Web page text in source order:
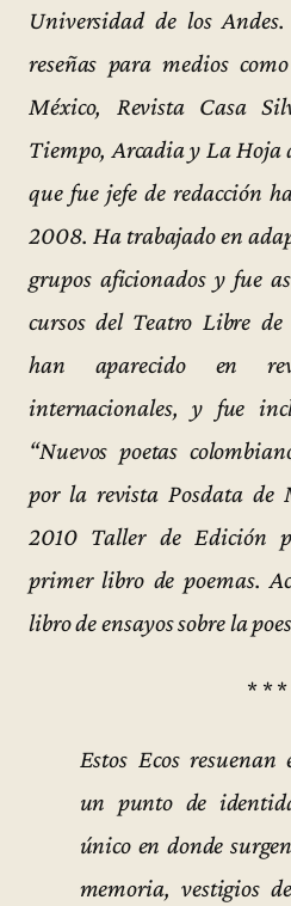
Universidad de los
reseñas para medios
México, Revista Casa
Tiempo, Arcadia y La Hoja
que fue jefe de redacción
2008. Ha trabajado en
grupos aficionados y fue
cursos del Teatro Libre de
han aparecido en
internacionales, y fue
“Nuevos poetas
por la revista Posdata de
2010 Taller de Edición
primer libro de poemas.
libro de ensayos sobre la
* * *
Estos Ecos resuenan
un punto de
único en donde
memoria, vestigios